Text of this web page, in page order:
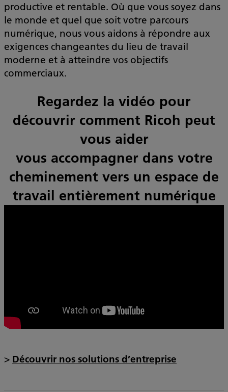
productive et rentable. Où que vous soyez dans
le monde et quel que soit votre parcours
numérique, nous vous aidons à répondre aux
exigences changeantes du lieu de travail
moderne et à atteindre vos objectifs
commerciaux.
Regardez la vidéo pour
découvrir comment Ricoh peut
vous aider
vous accompagner dans votre
cheminement vers un espace de
travail entièrement numérique
> Découvrir nos solutions d’entreprise